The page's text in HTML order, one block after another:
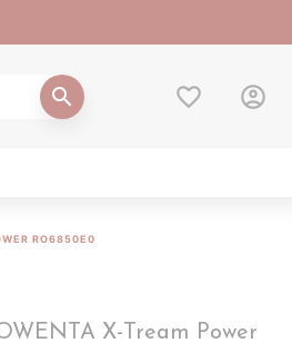
search favorite_border account_circle
RO6850E0
X-Tream Power